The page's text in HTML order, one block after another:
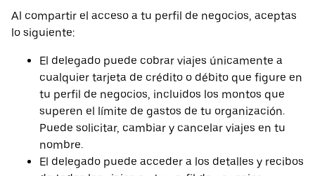
Al compartir el acceso a tu perfil de negocios, aceptas
lo siguiente:
El delegado puede cobrar viajes únicamente a
cualquier tarjeta de crédito o débito que figure en
tu perfil de negocios, incluidos los montos que
superen el límite de gastos de tu organización.
Puede solicitar, cambiar y cancelar viajes en tu
nombre.
El delegado puede acceder a los detalles y recibos